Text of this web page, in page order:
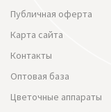
Публичная оферта
Карта сайта
Контакты
Оптовая база
Цветочные аппараты